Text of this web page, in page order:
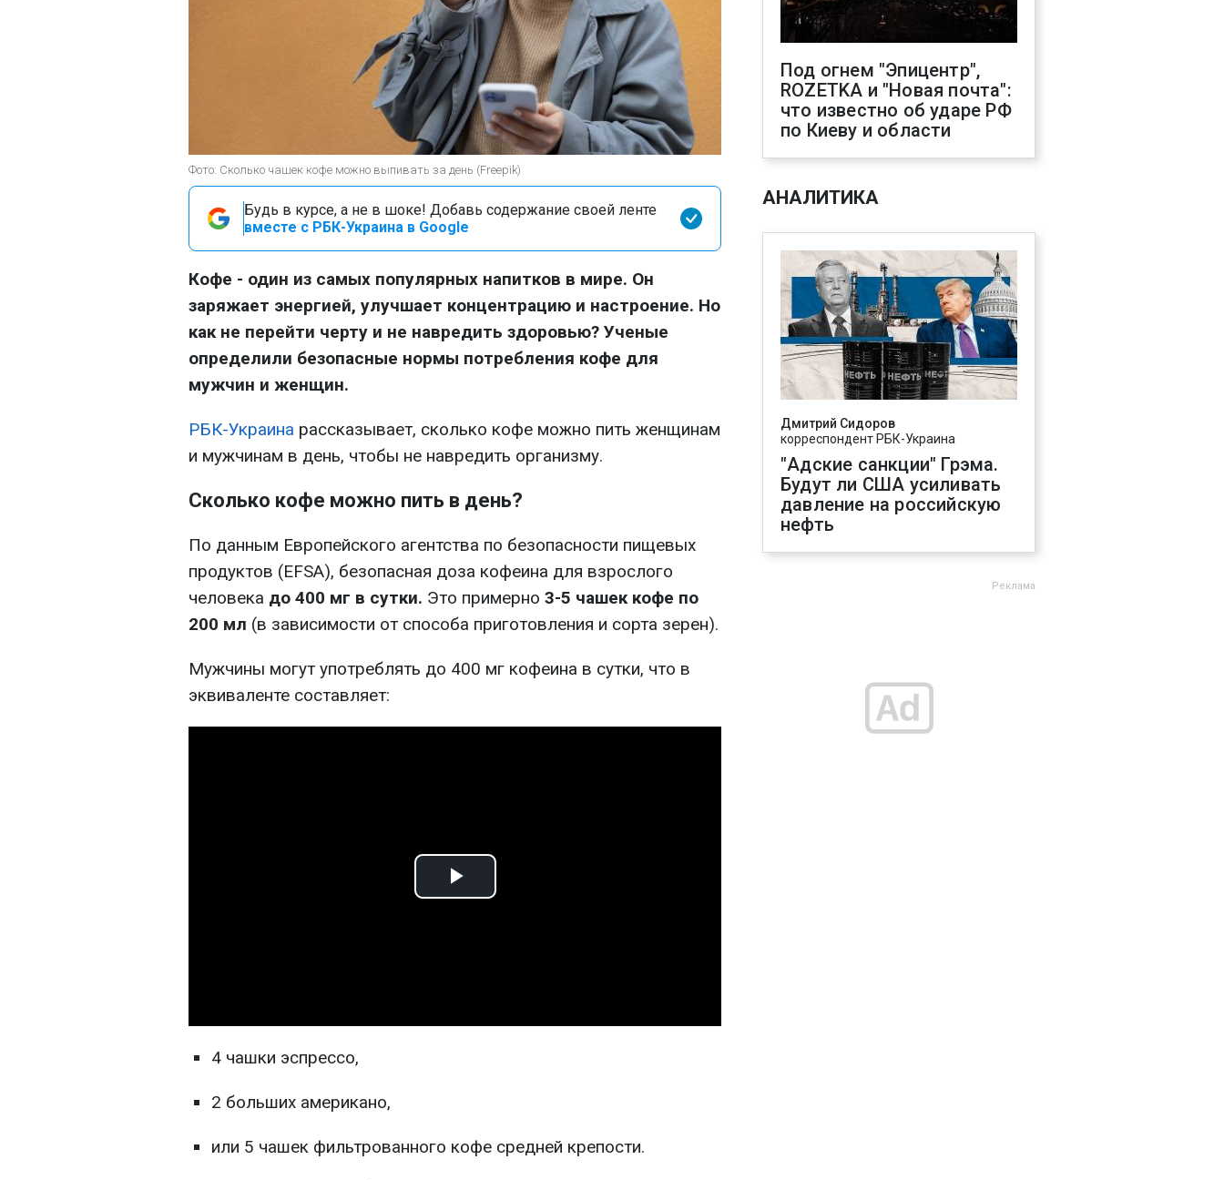
Фото: Сколько чашек кофе можно выпивать за день (Freepik)
Будь в курсе, а не в шоке! Добавь содержание своей ленте
вместе с РБК-Украина в Google
Кофе - один из самых популярных напитков в мире. Он
заряжает энергией, улучшает концентрацию и настроение. Но
как не перейти черту и не навредить здоровью? Ученые
определили безопасные нормы потребления кофе для
мужчин и женщин.
РБК-Украина рассказывает, сколько кофе можно пить женщинам
и мужчинам в день, чтобы не навредить организму.
Сколько кофе можно пить в день?
По данным Европейского агентства по безопасности пищевых
продуктов (EFSA), безопасная доза кофеина для взрослого
человека до 400 мг в сутки. Это примерно 3-5 чашек кофе по
200 мл (в зависимости от способа приготовления и сорта зерен).
Мужчины могут употреблять до 400 мг кофеина в сутки, что в
эквиваленте составляет:
Play
4 чашки эспрессо,
2 больших американо,
или 5 чашек фильтрованного кофе средней крепости.
Под огнем "Эпицентр",
ROZETKA и "Новая почта":
что известно об ударе РФ
по Киеву и области
АНАЛИТИКА
Дмитрий Сидоров
корреспондент РБК-Украина
"Адские санкции" Грэма.
Будут ли США усиливать
давление на российскую
нефть